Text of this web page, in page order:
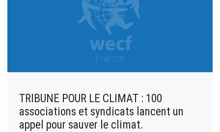
TRIBUNE POUR LE CLIMAT : 100
associations et syndicats lancent un
appel pour sauver le climat.